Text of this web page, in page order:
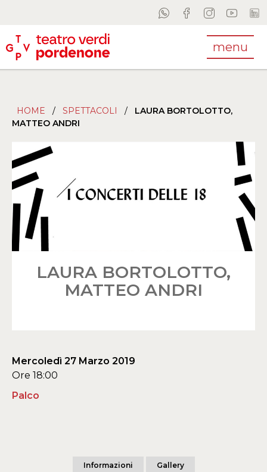
menu
HOME / SPETTACOLI /
LAURA BORTOLOTTO,
MATTEO ANDRI
LAURA BORTOLOTTO,
MATTEO ANDRI
Mercoledì 27 Marzo 2019
Ore 18:00
Palco
Informazioni Gallery